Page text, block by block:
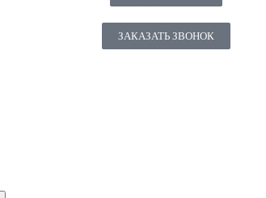
ЗАКАЗАТЬ ЗВОНОК